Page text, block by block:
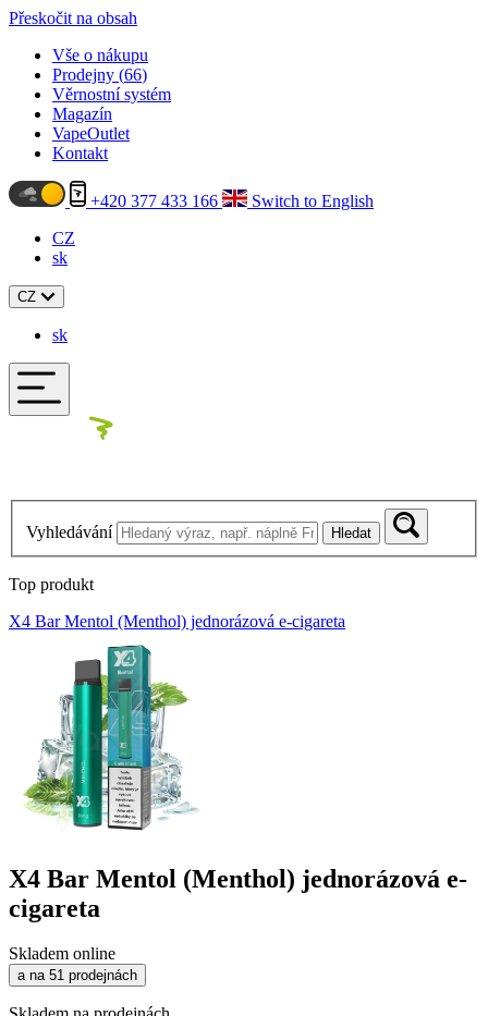
Přeskočit na obsah
Vše o nákupu
Prodejny (66)
Věrnostní systém
Magazín
VapeOutlet
Kontakt
+420 377 433 166
Switch to English
CZ
sk
CZ
sk
Vyhledávání Hledat
Top produkt
X4 Bar Mentol (Menthol) jednorázová e-cigareta
X4 Bar Mentol (Menthol) jednorázová e-
cigareta
Skladem online
a na 51 prodejnách